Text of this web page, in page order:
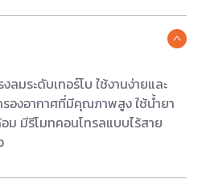
ลมระดับเทอร์โบ ใช้งานง่ายและ
องอากาศที่มีคุณภาพสูง ใช้น้ำยา
มีรีโมทคอนโทรลแบบไร้สาย